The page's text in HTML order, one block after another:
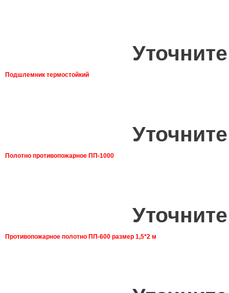
Подшлемник термостойкий
Полотно противопожарное ПП-1000
Противопожарное полотно ПП-600 размер 1,5*2 м